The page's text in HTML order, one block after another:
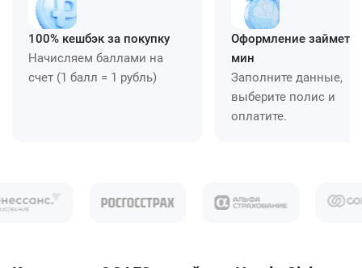
100% кешбэк за покупку
Начисляем баллами на
счет (1 балл = 1 рубль)
Оформление займет
мин
Заполните данные,
выберите полис и
оплатите.